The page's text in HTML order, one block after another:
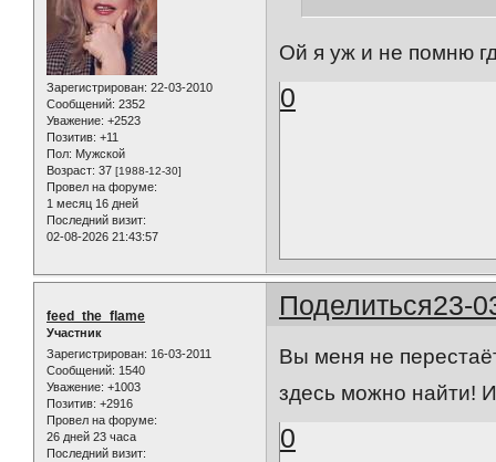
Зарегистрирован: 22-03-2010
Сообщений: 2352
Уважение: +2523
Позитив: +11
Пол: Мужской
Возраст: 37 [1988-12-30]
Провел на форуме:
1 месяц 16 дней
Последний визит:
02-08-2026 21:43:57
Ой я уж и не помню
0
Поделиться23-
feed_the_flame
Участник
Зарегистрирован: 16-03-2011
Сообщений: 1540
Уважение: +1003
Позитив: +2916
Провел на форуме:
26 дней 23 часа
Последний визит:
Вы меня не
здесь можно найти!
0